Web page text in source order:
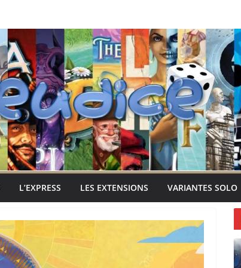
L’EXPRESS LES EXTENSIONS VARIANTES SOLO